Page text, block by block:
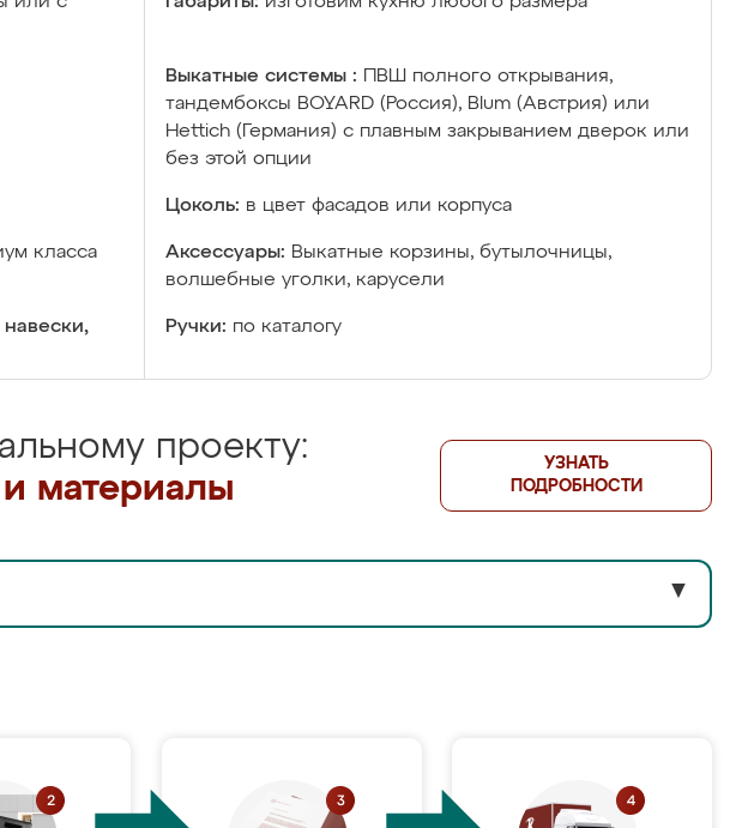
Выкатные системы :
ПВШ полного открывания,
тандембоксы BOYARD (Россия), Blum (Австрия) или
Hettich (Германия) с плавным закрыванием дверок или
без этой опции
Цоколь: в цвет фасадов или корпуса
класса
Аксессуары: Выкатные корзины, бутылочницы,
волшебные уголки, карусели
Ручки: по каталогу
проекту:
материалы
УЗНАТЬ
ПОДРОБНОСТИ
▼